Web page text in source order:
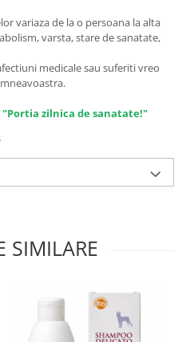
variaza de la o persoana la alta
varsta, stare de sanatate,
medicale sau suferiti vreo
zilnica de sanatate!"
SIMILARE